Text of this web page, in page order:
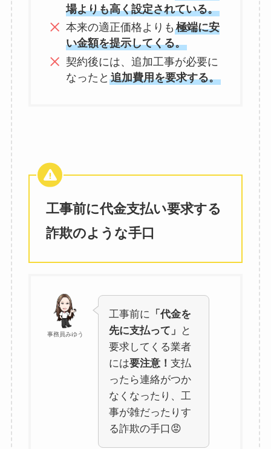
場よりも高く設定されている。
本来の適正価格よりも 極端に安
い金額を提示してくる。
契約後には、追加工事が必要に
なったと 追加費用を要求する。
工事前に代金支払い要求する
詐欺のような手口
事務員みゆう
工事前に 「代金を
先に支払って」
と
要求してくる業者
には要注意！ 支払
ったら連絡がつか
なくなったり、工
事が雑だったりす
る詐欺の手口😡